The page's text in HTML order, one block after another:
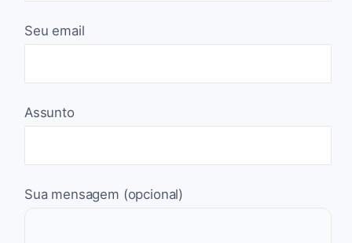
Seu email
Assunto
Sua mensagem (opcional)